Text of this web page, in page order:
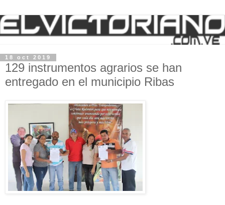
18 oct 2019
129 instrumentos agrarios se han
entregado en el municipio Ribas